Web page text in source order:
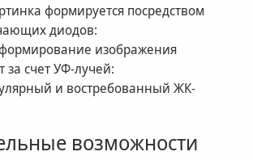
формируется посредством
диодов:
изображения
за счет УФ-лучей:
и востребованный ЖК-
возможности